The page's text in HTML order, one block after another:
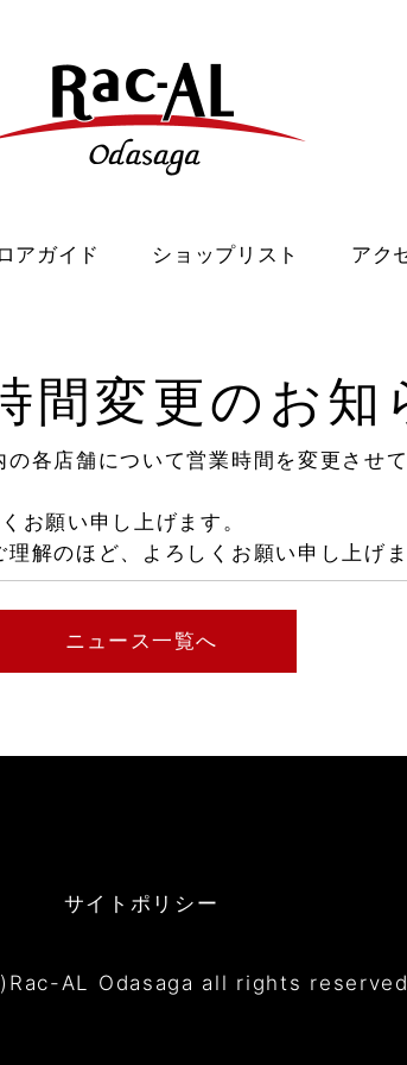
アガイド ショップリスト アク
変更のお知
各店舗について営業時間を変更させて
お願い申し上げます。
解のほど、よろしくお願い申し上げま
ニュース一覧へ
サイトポリシー
AL Odasaga all rights